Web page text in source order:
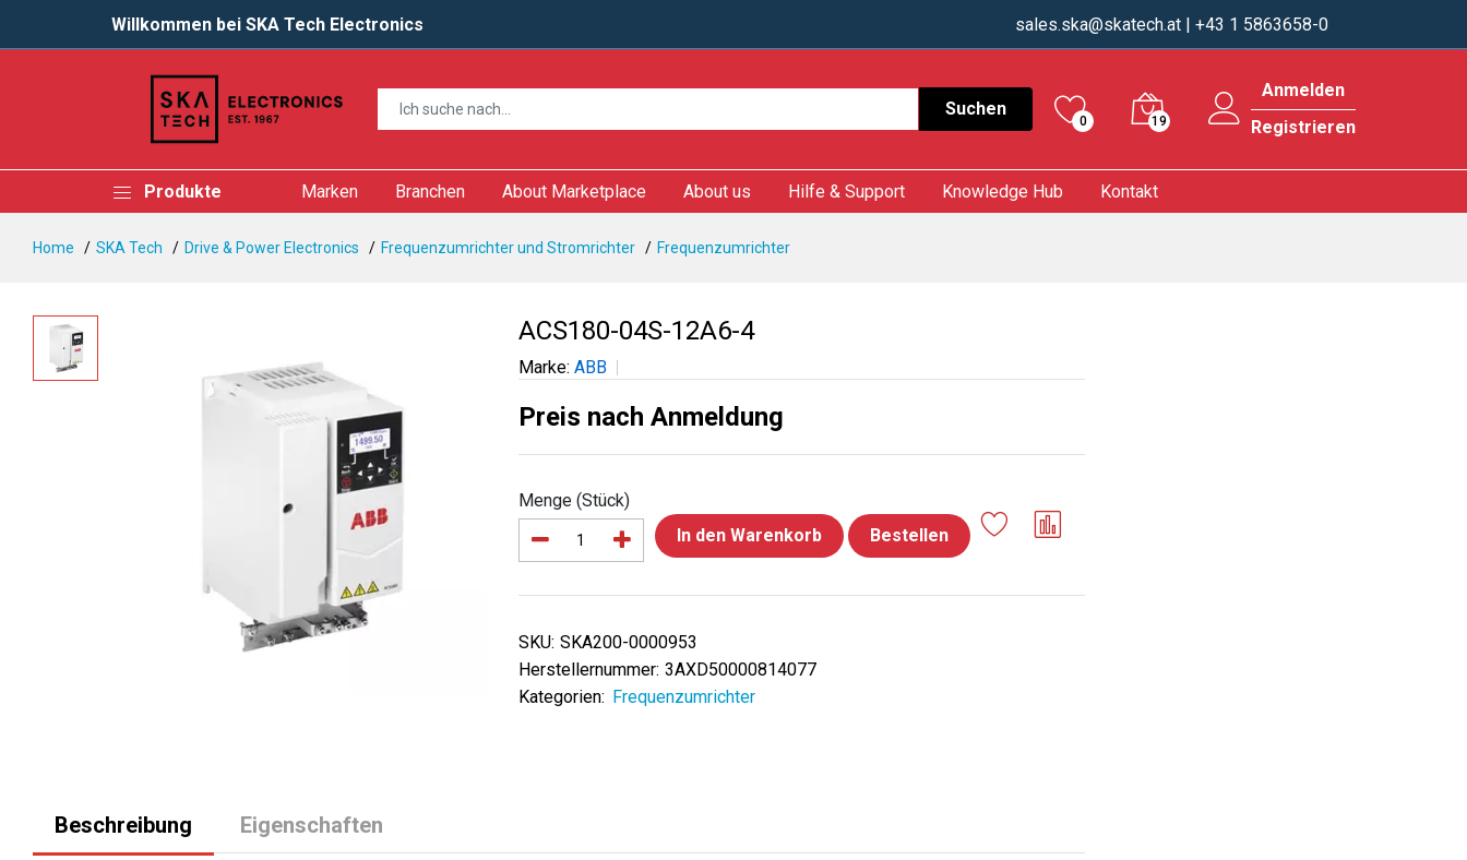
Willkommen bei SKA Tech Electronics sales.ska@skatech.at | +43 1 5863658-0
Suchen
0 19
Anmelden
Registrieren
Produkte Marken Branchen About Marketplace About us Hilfe & Support Knowledge Hub Kontakt
Home SKA Tech Drive & Power Electronics Frequenzumrichter und Stromrichter Frequenzumrichter
ACS180-04S-12A6-4
Marke: ABB
Preis nach Anmeldung
Menge (Stück)
In den Warenkorb
Bestellen
SKU: SKA200-0000953
Herstellernummer: 3AXD50000814077
Kategorien: Frequenzumrichter
Beschreibung Eigenschaften